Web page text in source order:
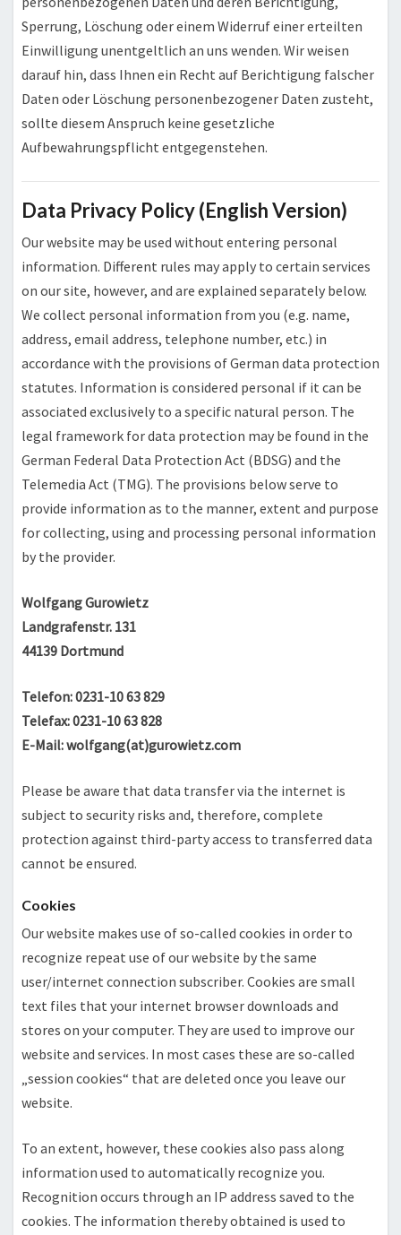
Sperrung, Löschung oder einem Widerruf einer erteilten
Einwilligung unentgeltlich an uns wenden. Wir weisen
darauf hin, dass Ihnen ein Recht auf Berichtigung falscher
Daten oder Löschung personenbezogener Daten zusteht,
sollte diesem Anspruch keine gesetzliche
Aufbewahrungspflicht entgegenstehen.
Data Privacy Policy (English Version)
Our website may be used without entering personal
information. Different rules may apply to certain services
on our site, however, and are explained separately below.
We collect personal information from you (e.g. name,
address, email address, telephone number, etc.) in
accordance with the provisions of German data protection
statutes. Information is considered personal if it can be
associated exclusively to a specific natural person. The
legal framework for data protection may be found in the
German Federal Data Protection Act (BDSG) and the
Telemedia Act (TMG). The provisions below serve to
provide information as to the manner, extent and purpose
for collecting, using and processing personal information
by the provider.
Wolfgang Gurowietz
Landgrafenstr. 131
44139 Dortmund
Telefon: 0231-10 63 829
Telefax: 0231-10 63 828
E-Mail: wolfgang(at)gurowietz.com
Please be aware that data transfer via the internet is
subject to security risks and, therefore, complete
protection against third-party access to transferred data
cannot be ensured.
Cookies
Our website makes use of so-called cookies in order to
recognize repeat use of our website by the same
user/internet connection subscriber. Cookies are small
text files that your internet browser downloads and
stores on your computer. They are used to improve our
website and services. In most cases these are so-called
„session cookies“ that are deleted once you leave our
website.
To an extent, however, these cookies also pass along
information used to automatically recognize you.
Recognition occurs through an IP address saved to the
cookies. The information thereby obtained is used to